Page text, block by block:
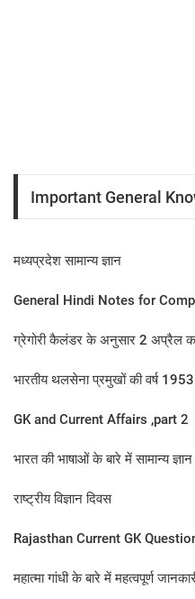
Important General
मध्यप्रदेश सामान्य ज्ञान
General Hindi Notes for
ग्रेगोरी कैलंडर के अनुसार 2 अप्रैल
भारतीय थलसेना प्रमुखों की वर्ष
GK and Current Affairs ,part 2
भारत की भाषाओं के बारे में सामान्य
राष्ट्रीय विज्ञान दिवस
Rajasthan Current GK
महात्मा गांधी के बारे में महत्वपूर्ण